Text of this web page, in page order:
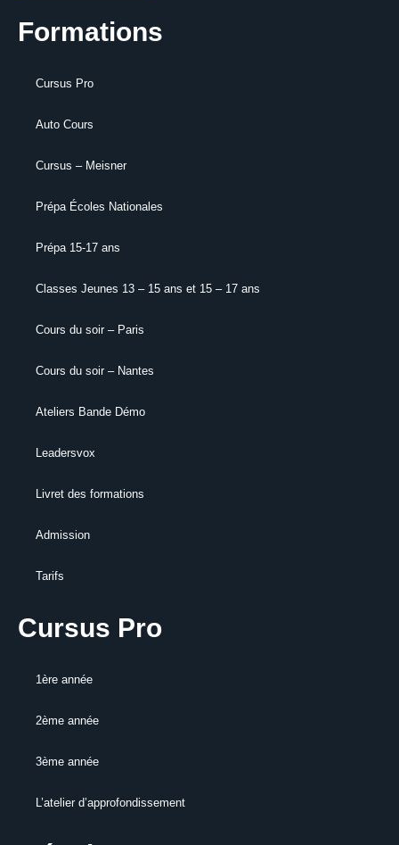
Formations
Cursus Pro
Auto Cours
Cursus – Meisner
Prépa Écoles Nationales
Prépa 15-17 ans
Classes Jeunes 13 – 15 ans et 15 – 17 ans
Cours du soir – Paris
Cours du soir – Nantes
Ateliers Bande Démo
Leadersvox
Livret des formations
Admission
Tarifs
Cursus Pro
1ère année
2ème année
3ème année
L’atelier d’approfondissement